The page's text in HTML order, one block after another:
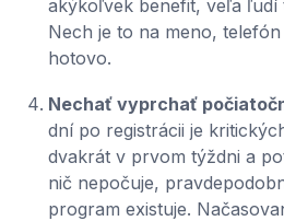
akýkoľvek benefit, veľa ľudí
Nech je to na meno,
hotovo.
Nechať vyprchať
dní po registrácii je
dvakrát v prvom týždni a
nič nepočuje,
program existuje.